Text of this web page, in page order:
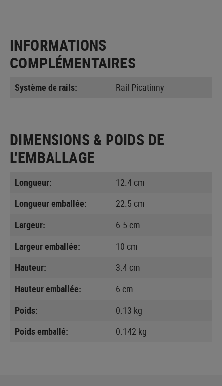
INFORMATIONS
COMPLÉMENTAIRES
Système de rails: Rail Picatinny
DIMENSIONS & POIDS DE
L'EMBALLAGE
Longueur:
12.4 cm
Longueur emballée:
22.5 cm
Largeur:
6.5 cm
Largeur emballée:
10 cm
Hauteur:
3.4 cm
Hauteur emballée:
6 cm
Poids:
0.13 kg
Poids emballé:
0.142 kg